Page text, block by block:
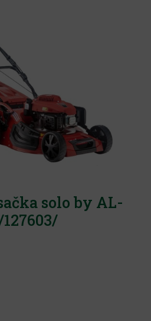
solo by AL-